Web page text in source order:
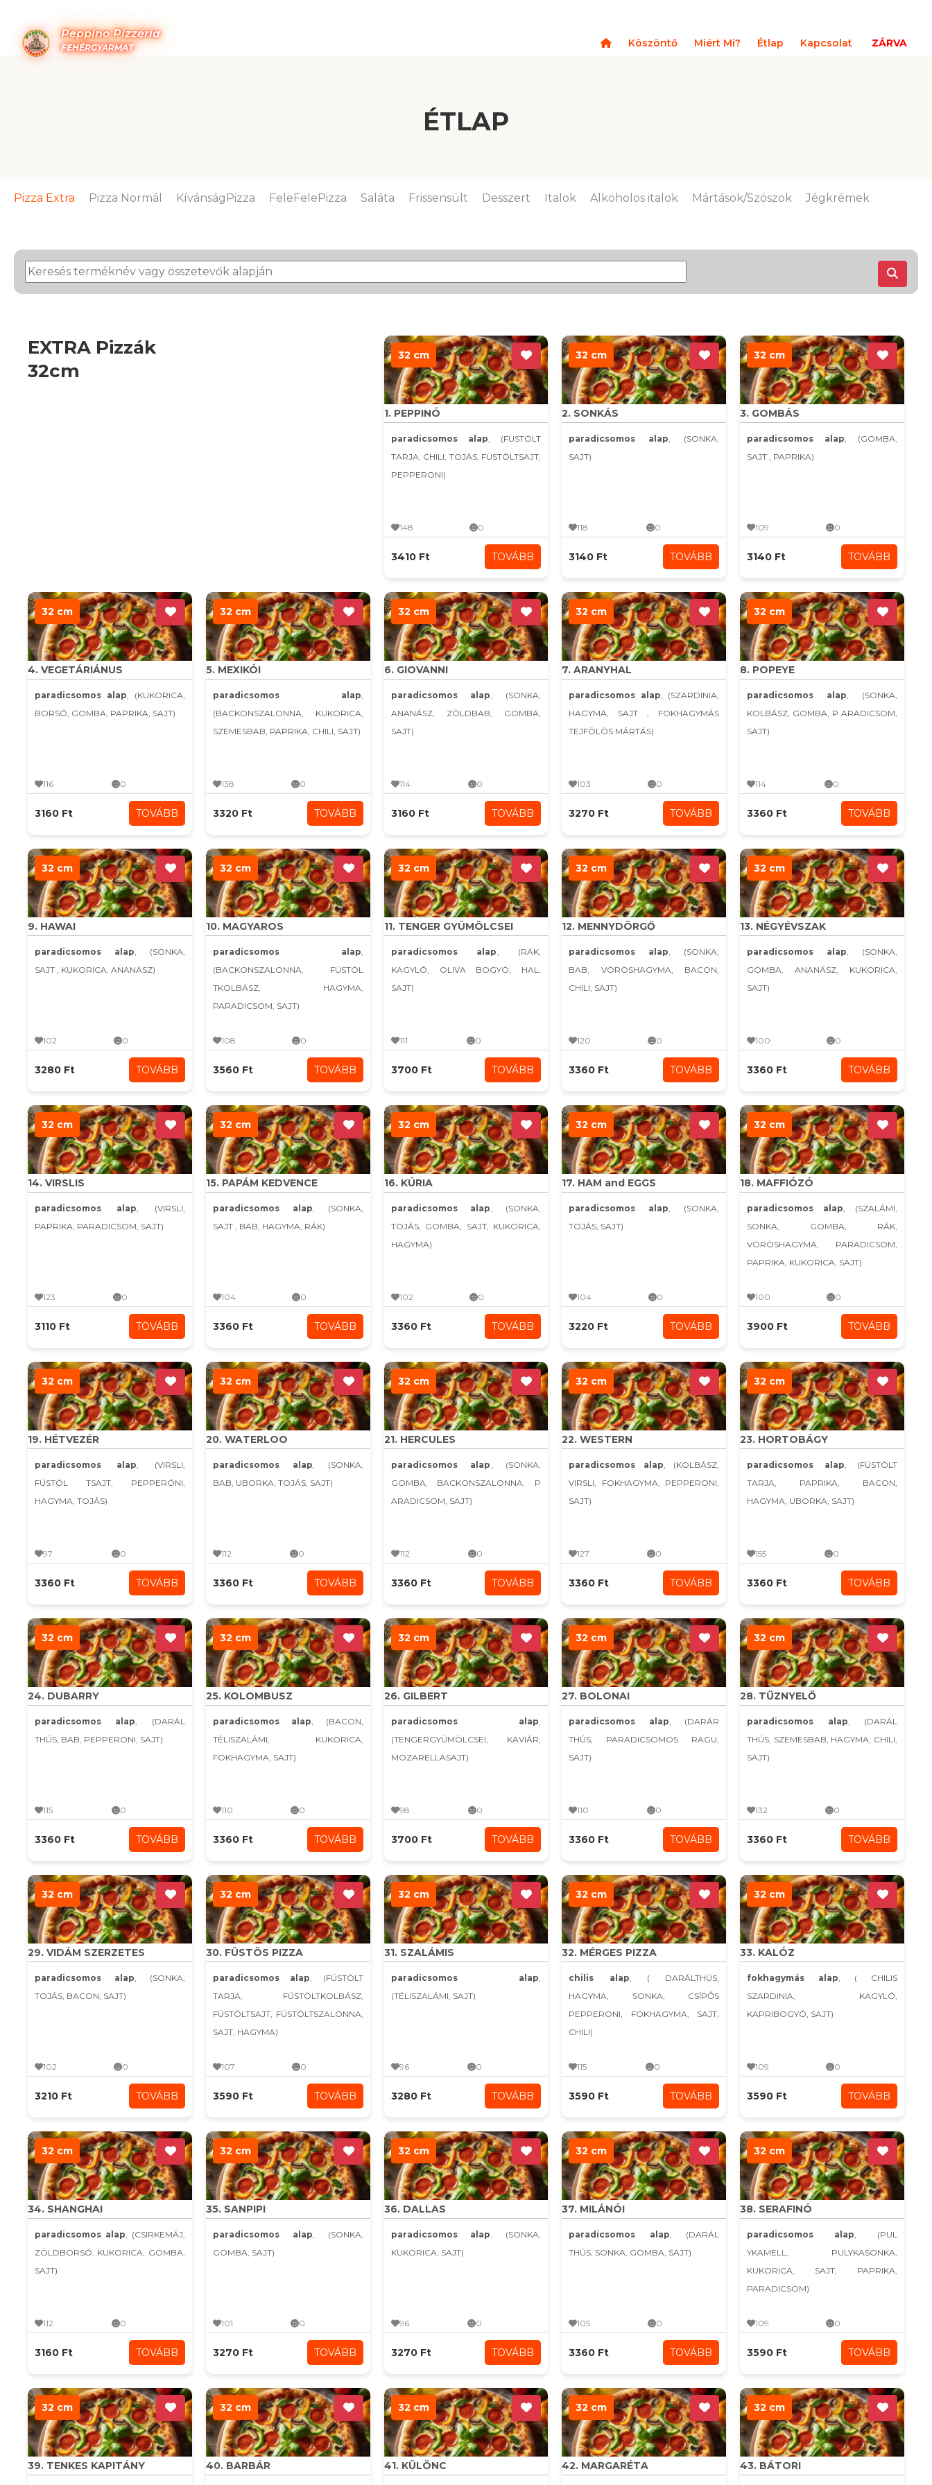
Peppino Pizzéria
FEHÉRGYARMAT Köszöntő Miért Mi? Étlap Kapcsolat ZÁRVA
ÉTLAP
Pizza Extra Pizza Normál KívánságPizza FeleFelePizza Saláta Frissensült Desszert Italok Alkoholos italok Mártások/Szószok Jégkrémek
EXTRA Pizzák
32cm
32 cm
1. PEPPINÓ
paradicsomos alap, (FÜSTÖLT
TARJA, CHILI, TOJÁS, FÜSTÖLTSAJT,
PEPPERONI)
148 0
3410 Ft TOVÁBB
32 cm
2. SONKÁS
paradicsomos alap, (SONKA,
SAJT)
118 0
3140 Ft TOVÁBB
32 cm
3. GOMBÁS
paradicsomos alap, (GOMBA,
SAJT , PAPRIKA)
109 0
3140 Ft TOVÁBB
32 cm
4. VEGETÁRIÁNUS
paradicsomos alap, (KUKORICA,
BORSÓ, GOMBA, PAPRIKA, SAJT)
116 0
3160 Ft TOVÁBB
32 cm
5. MEXIKÓI
paradicsomos alap,
(BACKONSZALONNA, KUKORICA,
SZEMESBAB, PAPRIKA, CHILI, SAJT)
138 0
3320 Ft TOVÁBB
32 cm
6. GIOVANNI
paradicsomos alap, (SONKA,
ANANÁSZ, ZÖLDBAB, GOMBA,
SAJT)
114 0
3160 Ft TOVÁBB
32 cm
7. ARANYHAL
paradicsomos alap, (SZARDINIA,
HAGYMA, SAJT , FOKHAGYMÁS
TEJFÖLÖS MÁRTÁS)
103 0
3270 Ft TOVÁBB
32 cm
8. POPEYE
paradicsomos alap, (SONKA,
KOLBÁSZ, GOMBA, P ARADICSOM,
SAJT)
114 0
3360 Ft TOVÁBB
32 cm
9. HAWAI
paradicsomos alap, (SONKA,
SAJT , KUKORICA, ANANÁSZ)
102 0
3280 Ft TOVÁBB
32 cm
10. MAGYAROS
paradicsomos alap,
(BACKONSZALONNA, FÜSTÖL
TKOLBÁSZ, HAGYMA,
PARADICSOM, SAJT)
108 0
3560 Ft TOVÁBB
32 cm
11. TENGER GYÜMÖLCSEI
paradicsomos alap, (RÁK,
KAGYLÓ, OLIVA BOGYÓ, HAL,
SAJT)
111 0
3700 Ft TOVÁBB
32 cm
12. MENNYDÖRGŐ
paradicsomos alap, (SONKA,
BAB, VÖRÖSHAGYMA, BACON,
CHILI, SAJT)
120 0
3360 Ft TOVÁBB
32 cm
13. NÉGYÉVSZAK
paradicsomos alap, (SONKA,
GOMBA, ANANÁSZ, KUKORICA,
SAJT)
100 0
3360 Ft TOVÁBB
32 cm
14. VIRSLIS
paradicsomos alap, (VIRSLI,
PAPRIKA, PARADICSOM, SAJT)
123 0
3110 Ft TOVÁBB
32 cm
15. PAPÁM KEDVENCE
paradicsomos alap, (SONKA,
SAJT , BAB, HAGYMA, RÁK)
104 0
3360 Ft TOVÁBB
32 cm
16. KÚRIA
paradicsomos alap, (SONKA,
TOJÁS, GOMBA, SAJT, KUKORICA,
HAGYMA)
102 0
3360 Ft TOVÁBB
32 cm
17. HAM and EGGS
paradicsomos alap, (SONKA,
TOJÁS, SAJT)
104 0
3220 Ft TOVÁBB
32 cm
18. MAFFIÓZÓ
paradicsomos alap, (SZALÁMI,
SONKA, GOMBA, RÁK,
VÖRÖSHAGYMA, PARADICSOM,
PAPRIKA, KUKORICA, SAJT)
100 0
3900 Ft TOVÁBB
32 cm
19. HÉTVEZÉR
paradicsomos alap, (VIRSLI,
FÜSTÖL TSAJT, PEPPERÓNI,
HAGYMA, TOJÁS)
97 0
3360 Ft TOVÁBB
32 cm
20. WATERLOO
paradicsomos alap, (SONKA,
BAB, UBORKA, TOJÁS, SAJT)
112 0
3360 Ft TOVÁBB
32 cm
21. HERCULES
paradicsomos alap, (SONKA,
GOMBA, BACKONSZALONNA, P
ARADICSOM, SAJT)
112 0
3360 Ft TOVÁBB
32 cm
22. WESTERN
paradicsomos alap, (KOLBÁSZ,
VIRSLI, FOKHAGYMA, PEPPERONI,
SAJT)
127 0
3360 Ft TOVÁBB
32 cm
23. HORTOBÁGY
paradicsomos alap, (FÜSTÖLT
TARJA, PAPRIKA, BACON,
HAGYMA, UBORKA, SAJT)
155 0
3360 Ft TOVÁBB
32 cm
24. DUBARRY
paradicsomos alap, (DARÁL
THÚS, BAB, PEPPERONI, SAJT)
115 0
3360 Ft TOVÁBB
32 cm
25. KOLOMBUSZ
paradicsomos alap, (BACON,
TÉLISZALÁMI, KUKORICA,
FOKHAGYMA, SAJT)
110 0
3360 Ft TOVÁBB
32 cm
26. GILBERT
paradicsomos alap,
(TENGERGYÜMÖLCSEI, KAVIÁR,
MOZARELLASAJT)
98 0
3700 Ft TOVÁBB
32 cm
27. BOLONAI
paradicsomos alap, (DARÁR
THÚS, PARADICSOMOS RAGU,
SAJT)
110 0
3360 Ft TOVÁBB
32 cm
28. TŰZNYELŐ
paradicsomos alap, (DARÁL
THÚS, SZEMESBAB, HAGYMA, CHILI,
SAJT)
132 0
3360 Ft TOVÁBB
32 cm
29. VIDÁM SZERZETES
paradicsomos alap, (SONKA,
TOJÁS, BACON, SAJT)
102 0
3210 Ft TOVÁBB
32 cm
30. FÜSTÖS PIZZA
paradicsomos alap, (FÜSTÖLT
TARJA, FÜSTÖLTKOLBÁSZ,
FÜSTÖLTSAJT, FÜSTÖLTSZALONNA,
SAJT, HAGYMA)
107 0
3590 Ft TOVÁBB
32 cm
31. SZALÁMIS
paradicsomos alap,
(TÉLISZALÁMI, SAJT)
96 0
3280 Ft TOVÁBB
32 cm
32. MÉRGES PIZZA
chilis alap, ( DARÁLTHÚS,
HAGYMA, SONKA, CSÍPŐS
PEPPERONI, FOKHAGYMA, SAJT,
CHILI)
115 0
3590 Ft TOVÁBB
32 cm
33. KALÓZ
fokhagymás alap, ( CHILIS
SZARDINIA, KAGYLÓ,
KAPRIBOGYÓ, SAJT)
109 0
3590 Ft TOVÁBB
32 cm
34. SHANGHAI
paradicsomos alap, (CSIRKEMÁJ,
ZÖLDBORSÓ, KUKORICA, GOMBA,
SAJT)
112 0
3160 Ft TOVÁBB
32 cm
35. SANPIPI
paradicsomos alap, (SONKA,
GOMBA, SAJT)
101 0
3270 Ft TOVÁBB
32 cm
36. DALLAS
paradicsomos alap, (SONKA,
KUKORICA, SAJT)
96 0
3270 Ft TOVÁBB
32 cm
37. MILÁNÓI
paradicsomos alap, (DARÁL
THÚS, SONKA, GOMBA, SAJT)
105 0
3360 Ft TOVÁBB
32 cm
38. SERAFINÓ
paradicsomos alap, (PUL
YKAMELL, PULYKASONKA,
KUKORICA, SAJT, PAPRIKA,
PARADICSOM)
109 0
3590 Ft TOVÁBB
32 cm
39. TENKES KAPITÁNY
32 cm
40. BARBÁR
32 cm
41. KÜLÖNC
32 cm
42. MARGARÉTA
32 cm
43. BÁTORI